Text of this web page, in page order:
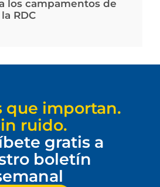
los campamentos de
RDC
que importan.
ruido.
gratis a
boletín